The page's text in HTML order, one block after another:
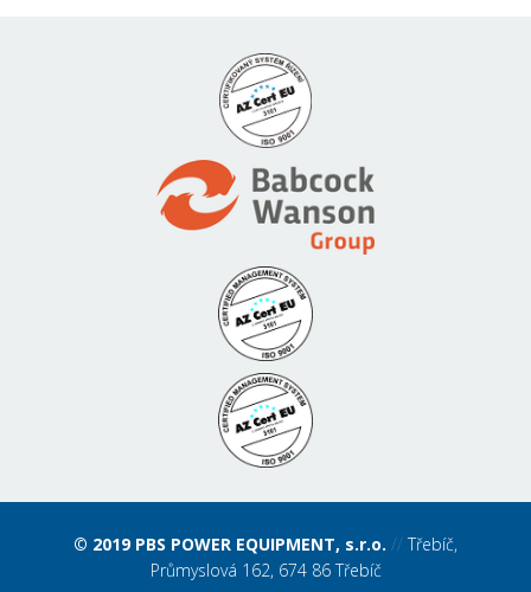
© 2019 PBS POWER EQUIPMENT, s.r.o. // Třebíč,
Průmyslová 162, 674 86 Třebíč